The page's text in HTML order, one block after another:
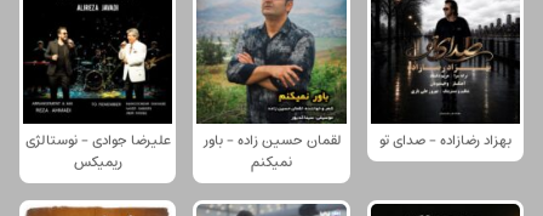
بهزاد رضازاده - صدای تو
لقمان حسین زاده - باور
نمیکنم
علیرضا جوادی - نوستالژی
ریمیکس